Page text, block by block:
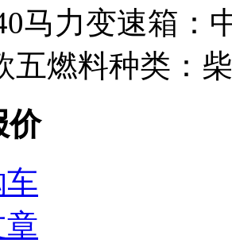
马力变速箱：
五燃料种类：
价
章